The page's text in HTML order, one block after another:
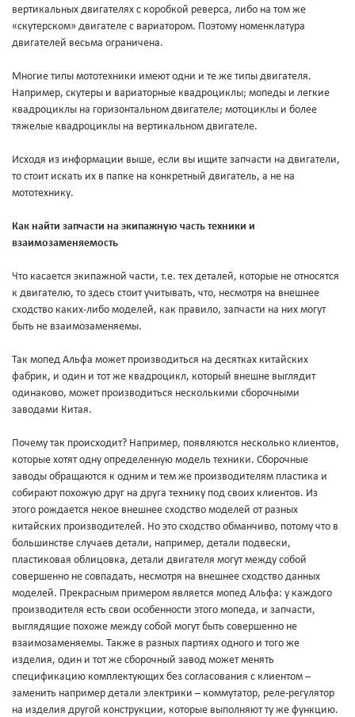
вертикальных двигателях с коробкой реверса, либо на том же
«скутерском» двигателе с вариатором. Поэтому номенклатура
двигателей весьма ограничена.
Многие типы мототехники имеют одни и те же типы двигателя.
Например, скутеры и вариаторные квадроциклы; мопеды и легкие
квадроциклы на горизонтальном двигателе; мотоциклы и более
тяжелые квадроциклы на вертикальном двигателе.
Исходя из информации выше, если вы ищите запчасти на двигатели,
то стоит искать их в папке на конкретный двигатель, а не на
мототехнику.
Как найти запчасти на экипажную часть техники и
взаимозаменяемость
Что касается экипажной части, т.е. тех деталей, которые не относятся
к двигателю, то здесь стоит учитывать, что, несмотря на внешнее
сходство каких-либо моделей, как правило, запчасти на них могут
быть не взаимозаменяемы.
Так мопед Альфа может производиться на десятках китайских
фабрик, и один и тот же квадроцикл, который внешне выглядит
одинаково, может производиться несколькими сборочными
заводами Китая.
Почему так происходит? Например, появляются несколько клиентов,
которые хотят одну определенную модель техники. Сборочные
заводы обращаются к одним и тем же производителям пластика и
собирают похожую друг на друга технику под своих клиентов. Из
этого рождается некое внешнее сходство моделей от разных
китайских производителей. Но это сходство обманчиво, потому что в
большинстве случаев детали, например, детали подвески,
пластиковая облицовка, детали двигателя могут между собой
совершенно не совпадать, несмотря на внешнее сходство данных
моделей. Прекрасным примером является мопед Альфа: у каждого
производителя есть свои особенности этого мопеда, и запчасти,
выглядящие похоже между собой могут быть совершенно не
взаимозаменяемы. Также в разных партиях одного и того же
изделия, один и тот же сборочный завод может менять
спецификацию комплектующих без согласования с клиентом –
заменить например детали электрики – коммутатор, реле-регулятор
на изделия другой конструкции, которые выполняют ту же функцию.